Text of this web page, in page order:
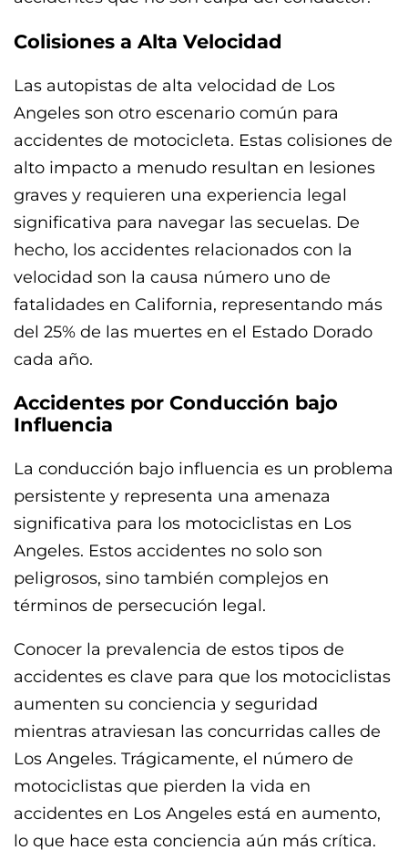
Colisiones a Alta Velocidad
Las autopistas de alta velocidad de Los
Angeles son otro escenario común para
accidentes de motocicleta. Estas colisiones de
alto impacto a menudo resultan en lesiones
graves y requieren una experiencia legal
significativa para navegar las secuelas. De
hecho, los accidentes relacionados con la
velocidad son la causa número uno de
fatalidades en California, representando más
del 25% de las muertes en el Estado Dorado
cada año.
Accidentes por Conducción bajo
Influencia
La conducción bajo influencia es un problema
persistente y representa una amenaza
significativa para los motociclistas en Los
Angeles. Estos accidentes no solo son
peligrosos, sino también complejos en
términos de persecución legal.
Conocer la prevalencia de estos tipos de
accidentes es clave para que los motociclistas
aumenten su conciencia y seguridad
mientras atraviesan las concurridas calles de
Los Angeles. Trágicamente, el número de
motociclistas que pierden la vida en
accidentes en Los Angeles está en aumento,
lo que hace esta conciencia aún más crítica.